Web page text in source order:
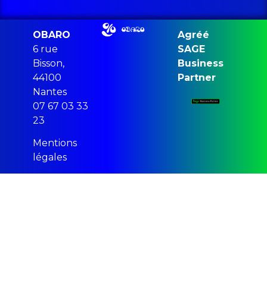
OBARO
6 rue
Bisson,
44100
Nantes
07 67 03 33
23
Mentions
légales
Agréé
SAGE
Business
Partner